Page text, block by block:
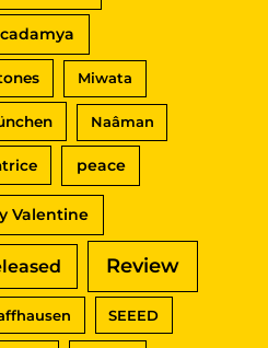
Miwata
Naâman
peace
Valentine
Review
SEEED